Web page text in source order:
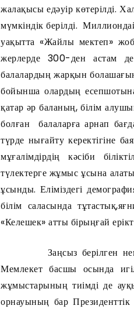
жалақысы едәуір көтерілді.
мүмкіндік берілді.
уақытта «Жайлы мектеп»
жерлерде 300-ден астам
балалардың жарқын
бойынша олардың
қатар әр баланың, білім
болған балаларға арнап
түрде нығайту керектігіне
мұғалімдірдің кәсіби
түлектерге жұмыс ұсына
ұсынды. Еліміздегі
білім саласында
«Келешек» атты бірыңғай
Заңсыз берілген немесе
Мемлекет басшы осында
жұмыстарының тиімді де
орнауының бар